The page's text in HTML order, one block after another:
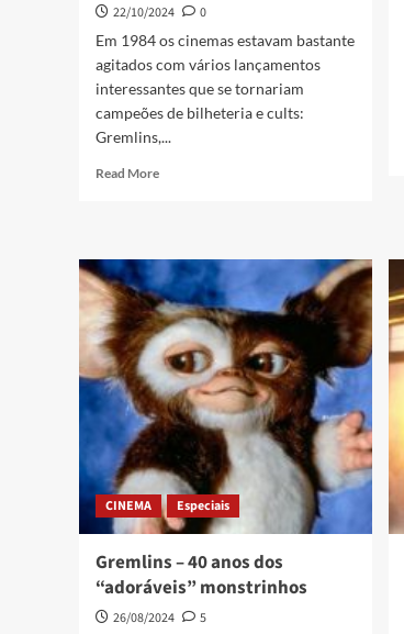
22/10/2024
0
Em 1984 os cinemas estavam bastante
agitados com vários lançamentos
interessantes que se tornariam
campeões de bilheteria e cults:
Gremlins,...
Read More
CINEMA Especiais
Gremlins – 40 anos dos
“adoráveis” monstrinhos
26/08/2024
5